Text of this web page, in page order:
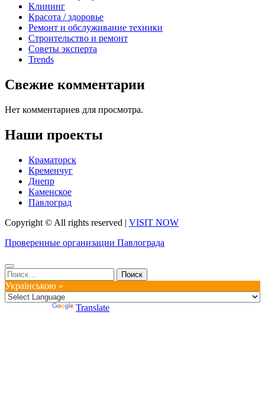
Клининг
Красота / здоровье
Ремонт и обслуживание техники
Строительство и ремонт
Советы эксперта
Trends
Свежие комментарии
Нет комментариев для просмотра.
Наши проекты
Краматорск
Кременчуг
Днепр
Каменское
Павлоград
Copyright © All rights reserved | VISIT NOW
Проверенные организации Павлограда
Найти:
Українською »
Translate